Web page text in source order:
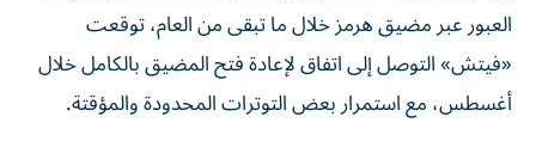
العبور عبر مضيق هرمز خلال ما تبقى من العام، توقعت
«فيتش» التوصل إلى اتفاق لإعادة فتح المضيق بالكامل خلال
أغسطس، مع استمرار بعض التوترات المحدودة والمؤقتة.